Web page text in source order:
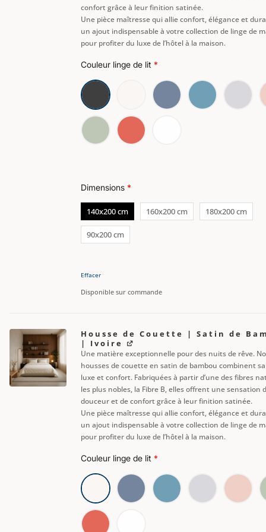
330,00€Plage
313,50€Plage
confort grâce à leur finition satinée.
Une pièce maîtresse qui allie confort, élégance et
un ajout indispensable à votre collection de linge de
pour profiter du luxe de l’hôtel à la maison.
Couleur linge de lit *
Dimensions *
140x200 cm 160x200 cm 180x200 cm
90x200 cm
Effacer
Disponible sur commande
Housse de Couette | Satin de
| Ivoire
Une matière exceptionnelle pour des nuits de rêve.
housses de couette en satin de bambou combinent
luxe et confort. Fabriquées à partir d’une des fibres
les plus nobles, la Fibre B, elles offrent une sensation
douceur et de confort grâce à leur finition satinée.
Une pièce maîtresse qui allie confort, élégance et
un ajout indispensable à votre collection de linge de
pour profiter du luxe de l’hôtel à la maison.
Couleur linge de lit *